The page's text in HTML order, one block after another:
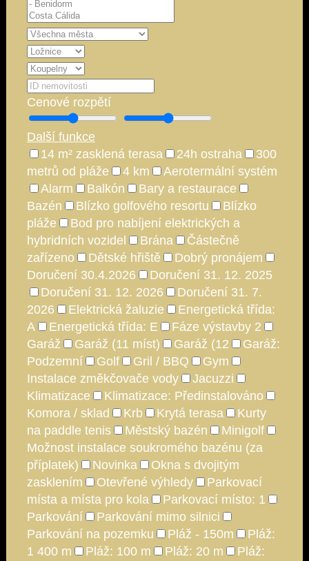
Cenové rozpětí
Další funkce
14 m² zasklená terasa
24h ostraha
300
metrů od pláže
4 km
Aerotermální systém
Alarm
Balkón
Bary a restaurace
Bazén
Blízko golfového resortu
Blízko
pláže
Bod pro nabíjení elektrických a
hybridních vozidel
Brána
Částečně
zařízeno
Dětské hřiště
Dobrý pronájem
Doručení 30.4.2026
Doručení 31. 12. 2025
Doručení 31. 12. 2026
Doručení 31. 7.
2026
Elektrická žaluzie
Energetická třída:
A
Energetická třída: E
Fáze výstavby 2
Garáž
Garáž (11 míst) Garáž (12
Garáž:
Podzemní
Golf Gril / BBQ
Gym
Instalace změkčovače vody
Jacuzzi
Klimatizace
Klimatizace: Předinstalováno
Komora / sklad
Krb Krytá terasa
Kurty
na paddle tenis
Městský bazén
Minigolf
Možnost instalace soukromého bazénu (za
příplatek)
Novinka
Okna s dvojitým
zasklením
Otevřené výhledy
Parkovací
místa a místa pro kola
Parkovací místo: 1
Parkování
Parkování mimo silnici
Parkování na pozemku
Pláž - 150m
Pláž:
1 400 m
Pláž: 100 m Pláž: 20 m Pláž: